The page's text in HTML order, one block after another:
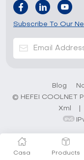
Subscribe To Our
Blog
© HEFEI COOLNET
Xml
Casa Products